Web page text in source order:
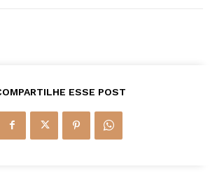
ESSE POST